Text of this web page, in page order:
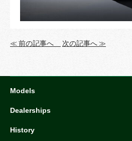
≪ 前の記事へ 次の記事へ ≫
Models
Dealerships
History